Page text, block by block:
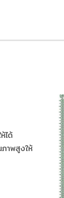
ได้
าพสูงให้